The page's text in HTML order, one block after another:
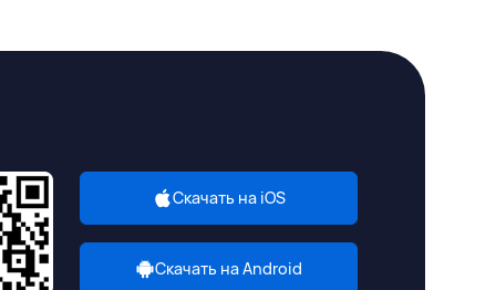
Скачать на iOS
Скачать на Android